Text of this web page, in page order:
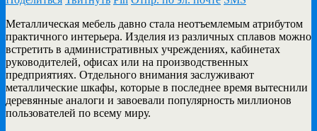
Металлическая мебель давно стала неотъемлемым атрибутом
практичного интерьера. Изделия из различных сплавов можно
встретить в административных учреждениях, кабинетах
руководителей, офисах или на производственных
предприятиях. Отдельного внимания заслуживают
металлические шкафы, которые в последнее время вытеснили
деревянные аналоги и завоевали популярность миллионов
пользователей по всему миру.